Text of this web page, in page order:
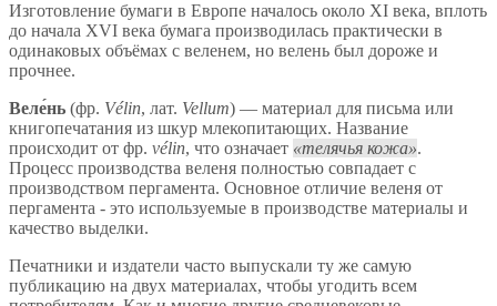
Изготовление бумаги в Европе началось около XI века, вплоть
до начала XVI века бумага производилась практически в
одинаковых объёмах с веленем, но велень был дороже и
прочнее.
Веле́нь (фр. Vélin, лат. Vellum) — материал для письма или
книгопечатания из шкур млекопитающих. Название
происходит от фр. vélin, что означает телячья кожа .
Процесс производства веленя полностью совпадает с
производством пергамента. Основное отличие веленя от
пергамента - это используемые в производстве материалы и
качество выделки.
Печатники и издатели часто выпускали ту же самую
публикацию на двух материалах, чтобы угодить всем